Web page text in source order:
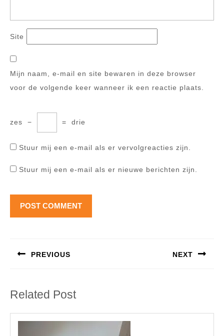
Site
Mijn naam, e-mail en site bewaren in deze browser
voor de volgende keer wanneer ik een reactie plaats.
zes − = drie
Stuur mij een e-mail als er vervolgreacties zijn.
Stuur mij een e-mail als er nieuwe berichten zijn.
PREVIOUS NEXT
Related Post